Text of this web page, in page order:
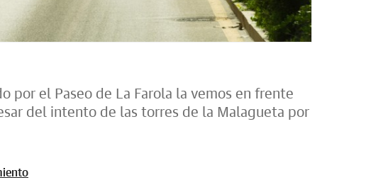
por el Paseo de La Farola la vemos en frente
del intento de las torres de la Malagueta por